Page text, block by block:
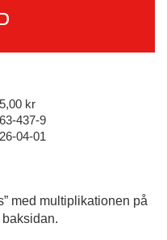
kr
437-9
04-01
med multiplikationen på